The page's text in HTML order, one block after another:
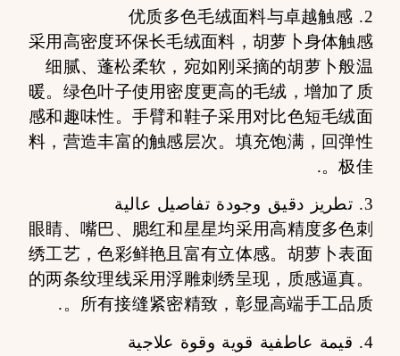
2. 优质多色毛绒面料与卓越触感
采用高密度环保长毛绒面料，胡萝卜身体触感
细腻、蓬松柔软，宛如刚采摘的胡萝卜般温
暖。绿色叶子使用密度更高的毛绒，增加了质
感和趣味性。手臂和鞋子采用对比色短毛绒面
料，营造丰富的触感层次。填充饱满，回弹性
极佳。.
3. تطريز دقيق وجودة تفاصيل عالية
眼睛、嘴巴、腮红和星星均采用高精度多色刺
绣工艺，色彩鲜艳且富有立体感。胡萝卜表面
的两条纹理线采用浮雕刺绣呈现，质感逼真。
所有接缝紧密精致，彰显高端手工品质。.
4. قيمة عاطفية قوية وقوة علاجية